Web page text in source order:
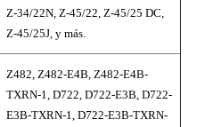
Z-34/22N, Z-45/22, Z-45/25 DC,
Z-45/25J, y más.
Z482, Z482-E4B, Z482-E4B-
TXRN-1, D722, D722-E3B, D722-
E3B-TXRN-1, D722-E3B-TXRN-